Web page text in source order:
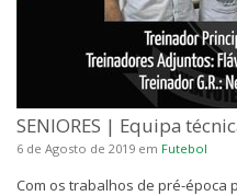
SENIORES | Equipa
6 de Agosto de 2019 em Futebol
Com os trabalhos de pré-época